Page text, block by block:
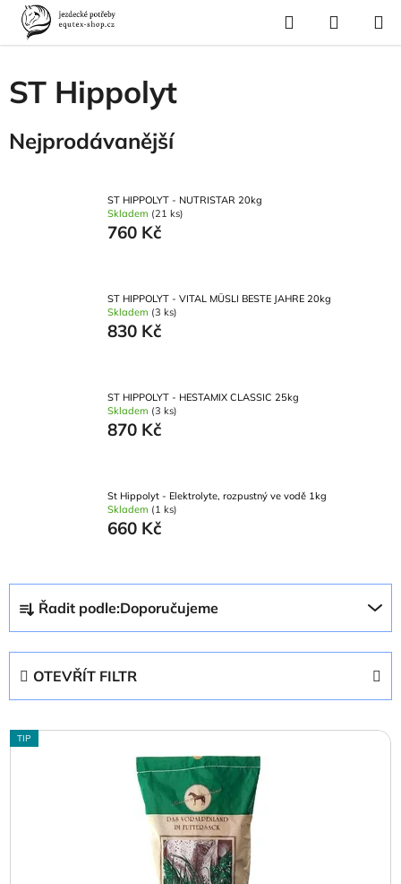
Přejít
obsah
Hledat
KOŠÍK
Domů
Krmivo a vitamíny
ST Hippolyt
Nejprodávanější
ST HIPPOLYT - NUTRISTAR 20kg
Skladem (21 ks)
760 Kč
ST HIPPOLYT - VITAL MÜSLI BESTE JAHRE 20kg
Skladem (3 ks)
830 Kč
ST HIPPOLYT - HESTAMIX CLASSIC 25kg
Skladem (3 ks)
870 Kč
St Hippolyt - Elektrolyte, rozpustný ve vodě 1kg
Skladem (1 ks)
660 Kč
a
z
p
Řadit podle:Doporučujeme
OTEVŘÍT FILTR
V
ý
TIP